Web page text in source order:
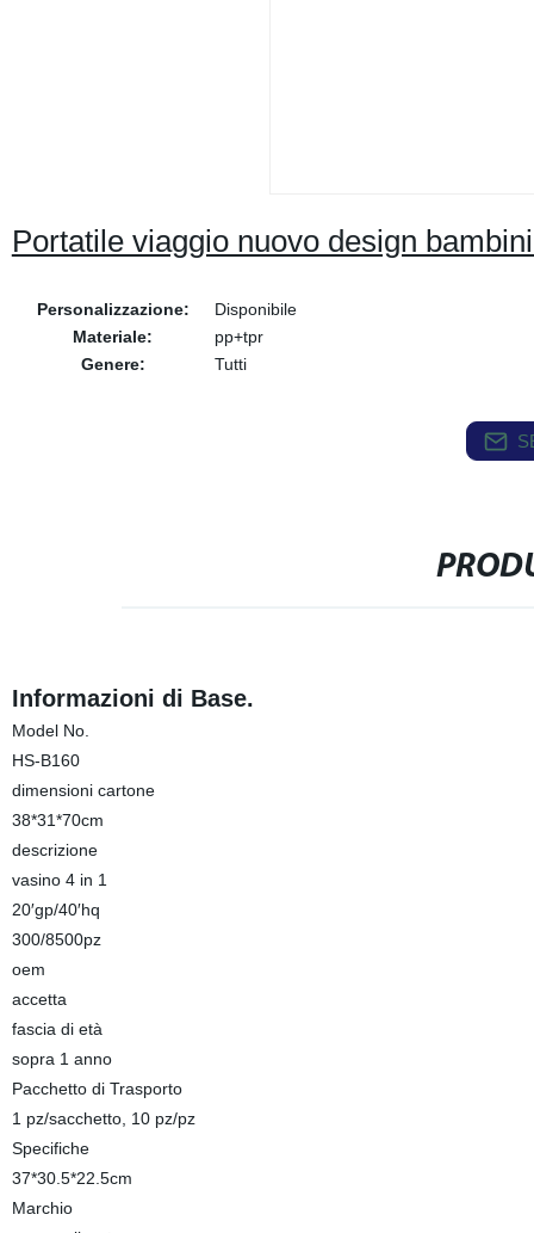
Portatile viaggio nuovo design
Personalizzazione:
Disponibile
Materiale:
pp+tpr
Genere:
Tutti
Informazioni di Base.
Model No.
HS-B160
dimensioni cartone
38*31*70cm
descrizione
vasino 4 in 1
20′gp/40′hq
300/8500pz
oem
accetta
fascia di età
sopra 1 anno
Pacchetto di Trasporto
1 pz/sacchetto, 10 pz/pz
Specifiche
37*30.5*22.5cm
Marchio